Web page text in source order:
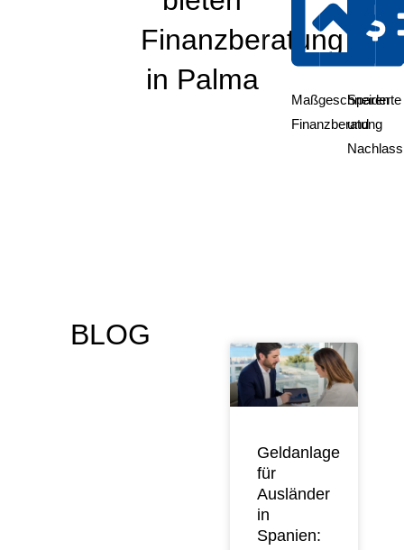
Finanzberatung
in Palma
Maßgeschneiderte
Finanzberatung
Sparen
und
BLOG
Geldanlage
für
Ausländer
in
Spanien: